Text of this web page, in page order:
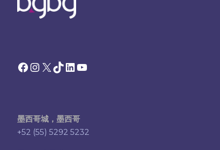
Facebook Instagram X TikTok 领英YouTube
墨西哥城，墨西哥
+52 (55) 5292 5232